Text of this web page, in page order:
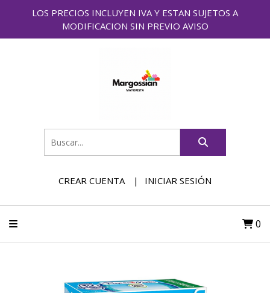
LOS PRECIOS INCLUYEN IVA Y ESTAN SUJETOS A
MODIFICACION SIN PREVIO AVISO
CREAR CUENTA INICIAR SESIÓN
0